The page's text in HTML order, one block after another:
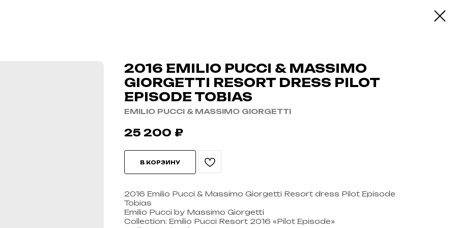
2016 EMILIO PUCCI & MASSIMO
GIORGETTI RESORT DRESS PILOT
EPISODE TOBIAS
EMILIO PUCCI & MASSIMO GIORGETTI
25 200 ₽
В КОРЗИНУ
2016 Emilio Pucci & Massimo Giorgetti Resort dress Pilot Episode
Tobias
Emilio Pucci by Massimo Giorgetti
Collection: Emilio Pucci Resort 2016 «Pilot Episode»